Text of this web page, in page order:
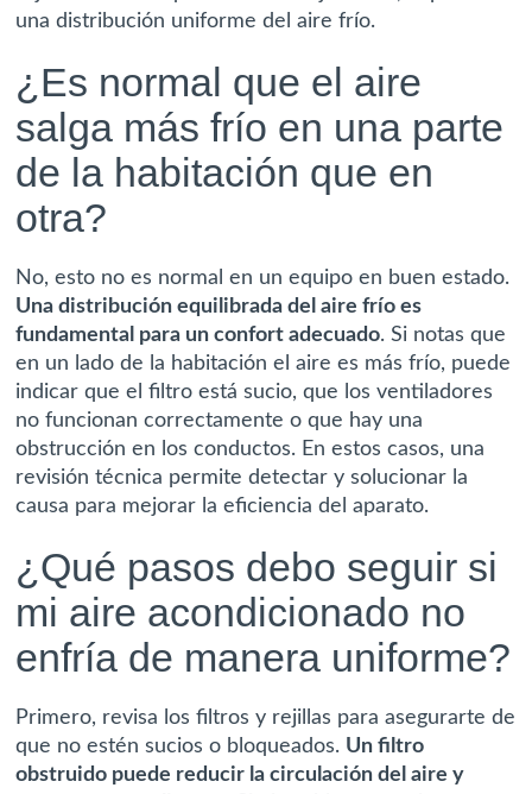
una distribución uniforme del aire frío.
¿Es normal que el aire
salga más frío en una parte
de la habitación que en
otra?
No, esto no es normal en un equipo en buen estado.
Una distribución equilibrada del aire frío es
fundamental para un confort adecuado. Si notas que
en un lado de la habitación el aire es más frío, puede
indicar que el filtro está sucio, que los ventiladores
no funcionan correctamente o que hay una
obstrucción en los conductos. En estos casos, una
revisión técnica permite detectar y solucionar la
causa para mejorar la eficiencia del aparato.
¿Qué pasos debo seguir si
mi aire acondicionado no
enfría de manera uniforme?
Primero, revisa los filtros y rejillas para asegurarte de
que no estén sucios o bloqueados. Un filtro
obstruido puede reducir la circulación del aire y